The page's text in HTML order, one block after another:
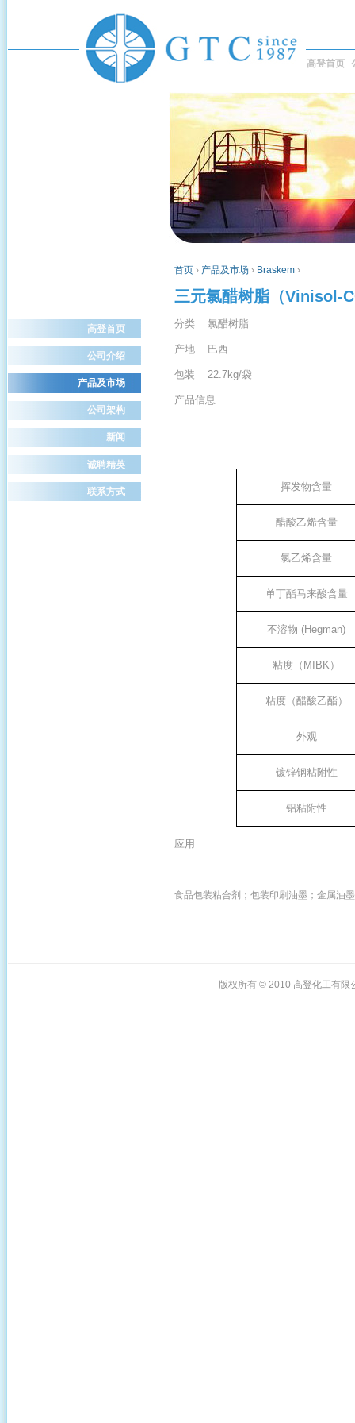
高登首页
首页 › 产品及市场 › Braskem ›
三元氯醋树脂（Vinisol-
分类 氯醋树脂
产地 巴西
包装 22.7kg/袋
产品信息
挥发物含量
醋酸乙烯含量
氯乙烯含量
单丁酯马来酸含量
不溶物 (Hegman)
粘度（ MIBK ）
粘度（醋酸乙酯）
外观
镀锌钢粘附性
铝粘附性
应用
食品包装粘合剂；包装印刷油墨；金属油
高登首页
公司介绍
产品及市场
公司架构
新闻
诚聘精英
联系方式
版权所有 © 2010 高登化工有限